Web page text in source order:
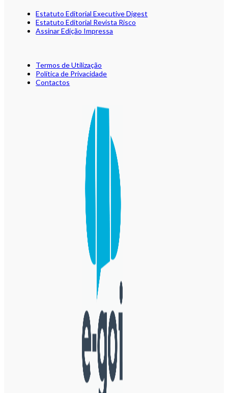
Estatuto Editorial Executive Digest
Estatuto Editorial Revista Risco
Assinar Edição Impressa
Termos de Utilização
Política de Privacidade
Contactos